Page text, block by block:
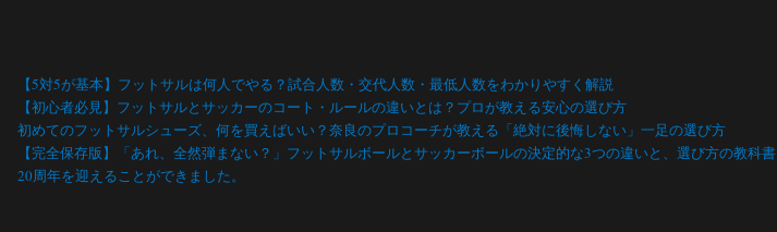
【5対5が基本】フットサルは何人でやる？試合人数・交代人数・最低人数をわかりやすく解説
【初心者必見】フットサルとサッカーのコート・ルールの違いとは？プロが教える安心の選び方
初めてのフットサルシューズ、何を買えばいい？奈良のプロコーチが教える「絶対に後悔しない」一足の選び方
【完全保存版】「あれ、全然弾まない？」フットサルボールとサッカーボールの決定的な3つの違いと、選び方の教科書
20周年を迎えることができました。